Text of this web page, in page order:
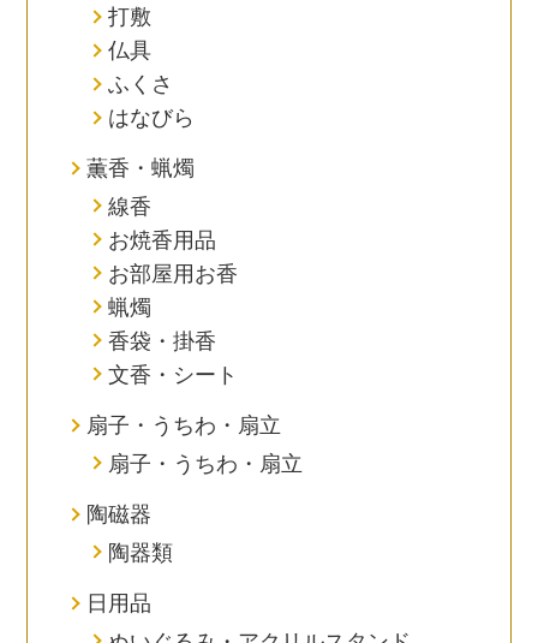
打敷
仏具
ふくさ
はなびら
薫香・蝋燭
線香
お焼香用品
お部屋用お香
蝋燭
香袋・掛香
文香・シート
扇子・うちわ・扇立
扇子・うちわ・扇立
陶磁器
陶器類
日用品